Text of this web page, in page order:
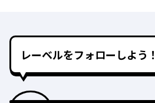
レーベルをフォローしよう！